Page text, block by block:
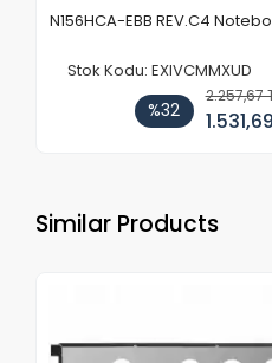
N156HCA-EBB REV.C4
Stok Kodu: EXIVCMMXUD
%32
2.257,67
Similar Products